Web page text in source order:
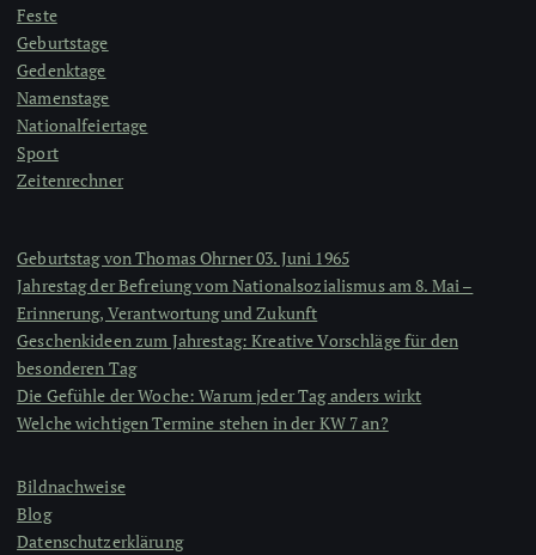
Feste
Geburtstage
Gedenktage
Namenstage
Nationalfeiertage
Sport
Zeitenrechner
Geburtstag von Thomas Ohrner 03. Juni 1965
Jahrestag der Befreiung vom Nationalsozialismus am 8. Mai –
Erinnerung, Verantwortung und Zukunft
Geschenkideen zum Jahrestag: Kreative Vorschläge für den
besonderen Tag
Die Gefühle der Woche: Warum jeder Tag anders wirkt
Welche wichtigen Termine stehen in der KW 7 an?
Bildnachweise
Blog
Datenschutzerklärung